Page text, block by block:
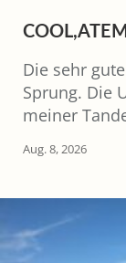
Die sehr
Sprung. Die
meiner
Aug. 8, 2026